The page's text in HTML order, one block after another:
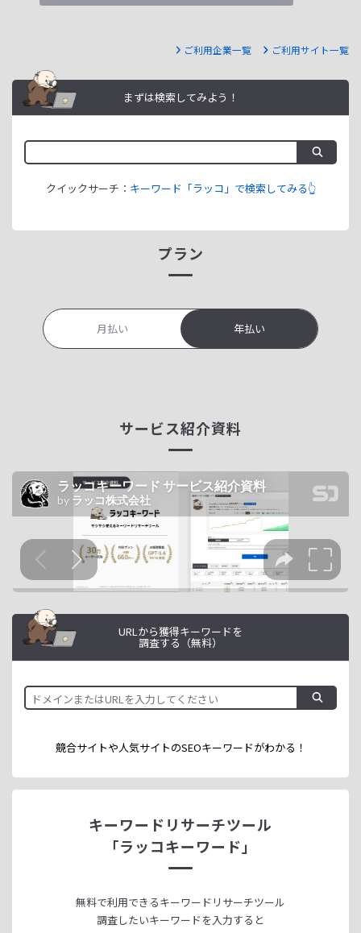
ご利用企業一覧 ご利用サイト一覧
まずは検索してみよう！
クイックサーチ： キーワード「ラッコ」で検索してみる👆
プラン
月払い 年払い
サービス紹介資料
URLから獲得キーワードを
調査する（無料）
競合サイトや人気サイトのSEOキーワードがわかる！
キーワードリサーチツール
「ラッコキーワード」
無料で利用できるキーワードリサーチツール
調査したいキーワードを入力すると